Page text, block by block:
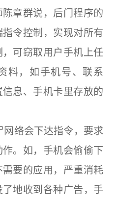
章群说，后门程序的
令控制，实现对所有
可窃取用户手机上任
料，如手机号、联系
息、手机卡里存放的
络会下达指令，要求
。如，手机会偷偷下
要的应用，严重消耗
地收到各种广告，手